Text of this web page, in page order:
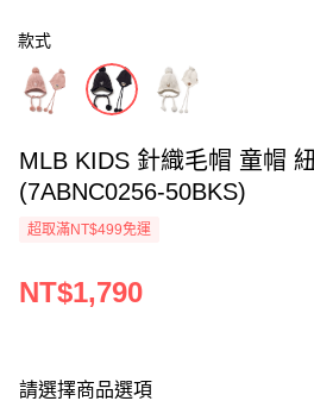
款式
MLB KIDS 針織毛帽 童帽
(7ABNC0256-50BKS)
超取滿NT$499免運
NT$1,790
請選擇商品選項